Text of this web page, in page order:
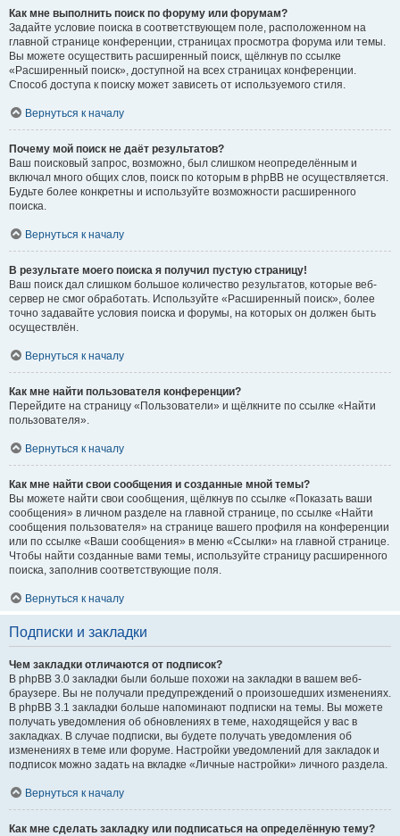
Как мне выполнить поиск по форуму или форумам?
Задайте условие поиска в соответствующем поле, расположенном на
главной странице конференции, страницах просмотра форума или темы.
Вы можете осуществить расширенный поиск, щёлкнув по ссылке
«Расширенный поиск», доступной на всех страницах конференции.
Способ доступа к поиску может зависеть от используемого стиля.
Вернуться к началу
Почему мой поиск не даёт результатов?
Ваш поисковый запрос, возможно, был слишком неопределённым и
включал много общих слов, поиск по которым в phpBB не осуществляется.
Будьте более конкретны и используйте возможности расширенного
поиска.
Вернуться к началу
В результате моего поиска я получил пустую страницу!
Ваш поиск дал слишком большое количество результатов, которые веб-
сервер не смог обработать. Используйте «Расширенный поиск», более
точно задавайте условия поиска и форумы, на которых он должен быть
осуществлён.
Вернуться к началу
Как мне найти пользователя конференции?
Перейдите на страницу «Пользователи» и щёлкните по ссылке «Найти
пользователя».
Вернуться к началу
Как мне найти свои сообщения и созданные мной темы?
Вы можете найти свои сообщения, щёлкнув по ссылке «Показать ваши
сообщения» в личном разделе на главной странице, по ссылке «Найти
сообщения пользователя» на странице вашего профиля на конференции
или по ссылке «Ваши сообщения» в меню «Ссылки» на главной странице.
Чтобы найти созданные вами темы, используйте страницу расширенного
поиска, заполнив соответствующие поля.
Вернуться к началу
Подписки и закладки
Чем закладки отличаются от подписок?
В phpBB 3.0 закладки были больше похожи на закладки в вашем веб-
браузере. Вы не получали предупреждений о произошедших изменениях.
В phpBB 3.1 закладки больше напоминают подписки на темы. Вы можете
получать уведомления об обновлениях в теме, находящейся у вас в
закладках. В случае подписки, вы будете получать уведомления об
изменениях в теме или форуме. Настройки уведомлений для закладок и
подписок можно задать на вкладке «Личные настройки» личного раздела.
Вернуться к началу
Как мне сделать закладку или подписаться на определённую тему?